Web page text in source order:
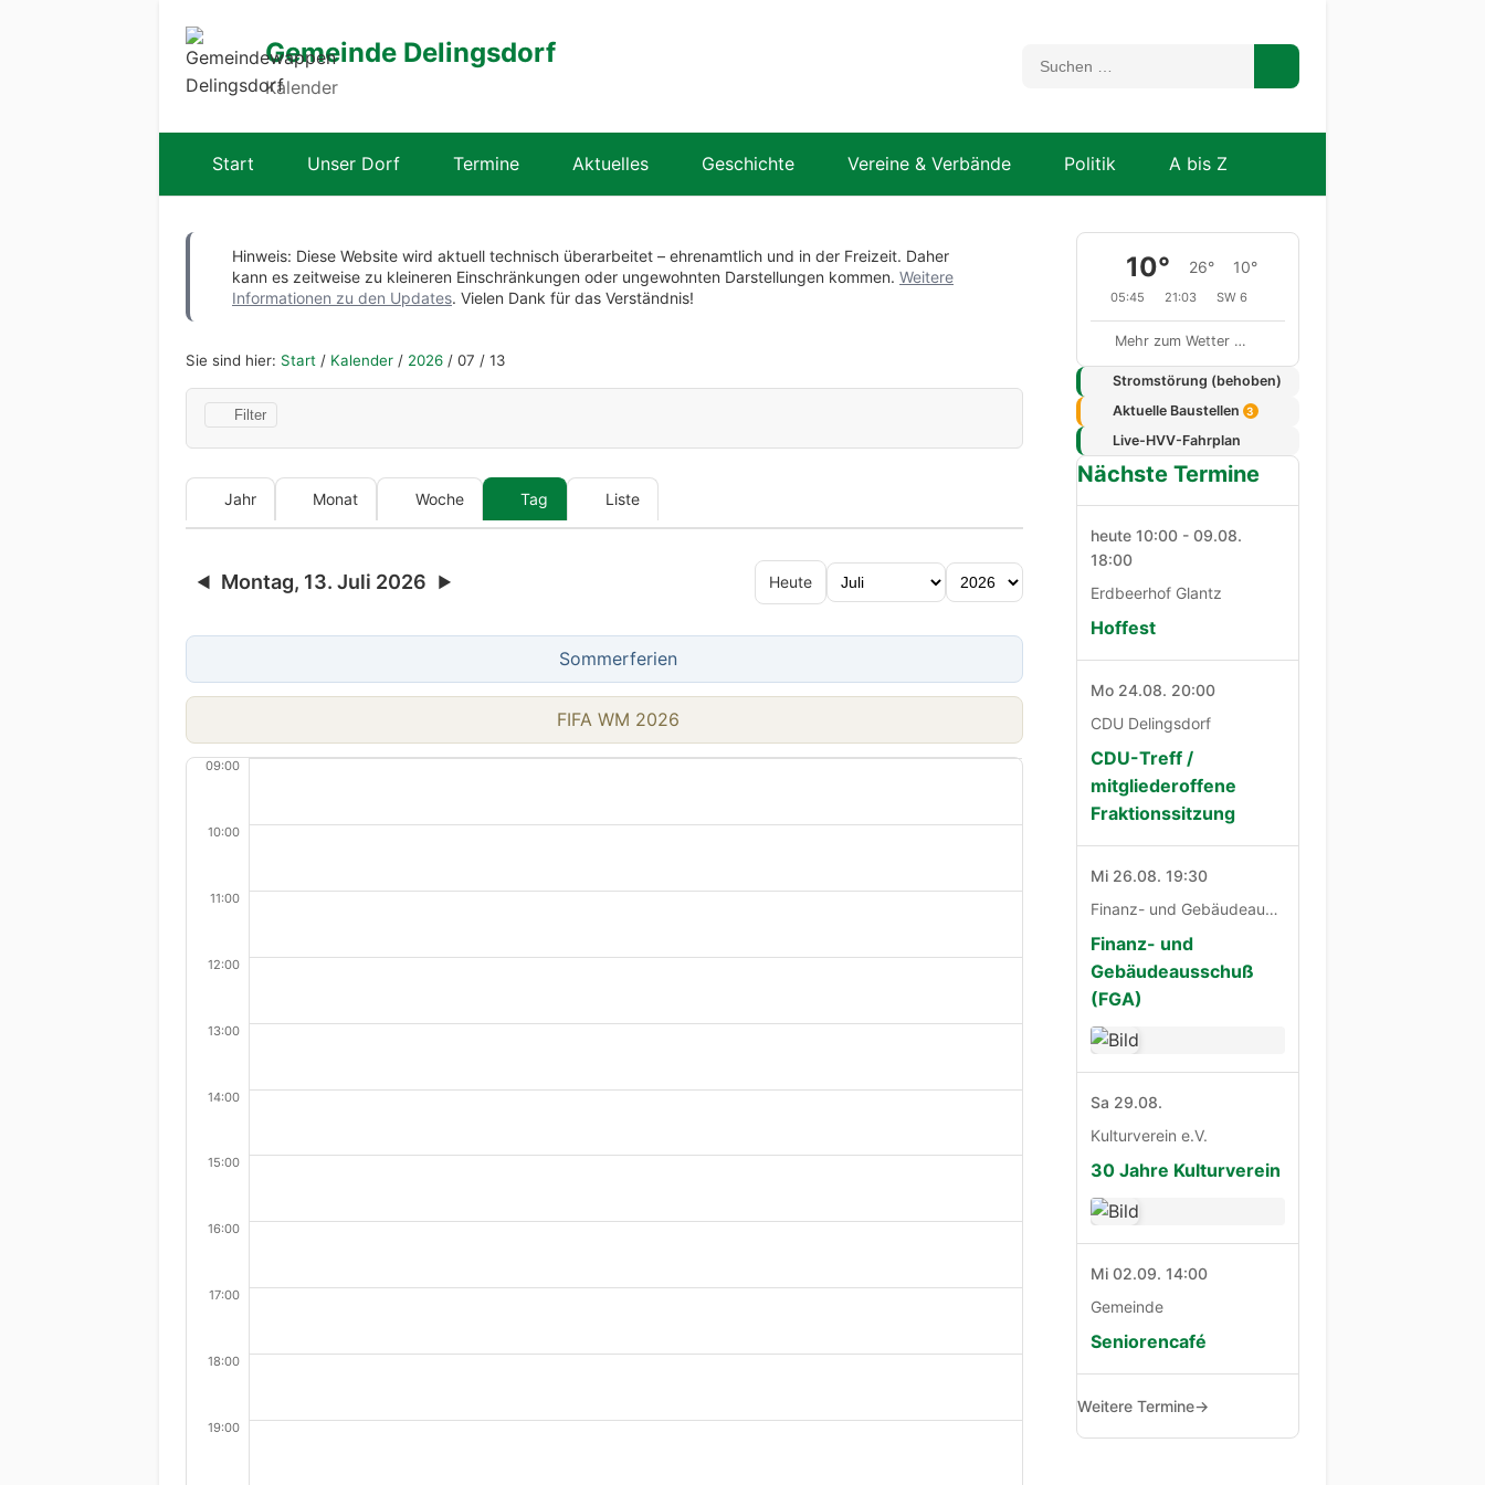
Gemeinde Delingsdorf
Kalender
Start Unser Dorf Termine Aktuelles Geschichte Vereine & Verbände Politik A bis Z
Hinweis: Diese Website wird aktuell technisch überarbeitet – ehrenamtlich und in der Freizeit. Daher
kann es zeitweise zu kleineren Einschränkungen oder ungewohnten Darstellungen kommen. Weitere
Informationen zu den Updates. Vielen Dank für das Verständnis!
Sie sind hier: Start / Kalender / 2026 / 07 / 13
Filter
Jahr Monat Woche Tag Liste
◀ Montag, 13. Juli 2026 ▶ Heute
Sommerferien
FIFA WM 2026
09:00
10:00
11:00
12:00
13:00
14:00
15:00
16:00
17:00
18:00
19:00
10° 26° 10°
05:45 21:03 SW 6
Mehr zum Wetter …
Stromstörung (behoben)
Aktuelle Baustellen
3
Live-HVV-Fahrplan
Nächste Termine
heute 10:00 - 09.08.
18:00
Erdbeerhof Glantz
Hoffest
Mo 24.08. 20:00
CDU Delingsdorf
CDU-Treff /
mitgliederoffene
Fraktionssitzung
Mi 26.08. 19:30
Finanz- und Gebäudeausschuß
Finanz- und
Gebäudeausschuß
(FGA)
Sa 29.08.
Kulturverein e.V.
30 Jahre Kulturverein
Mi 02.09. 14:00
Gemeinde
Seniorencafé
Weitere Termine→